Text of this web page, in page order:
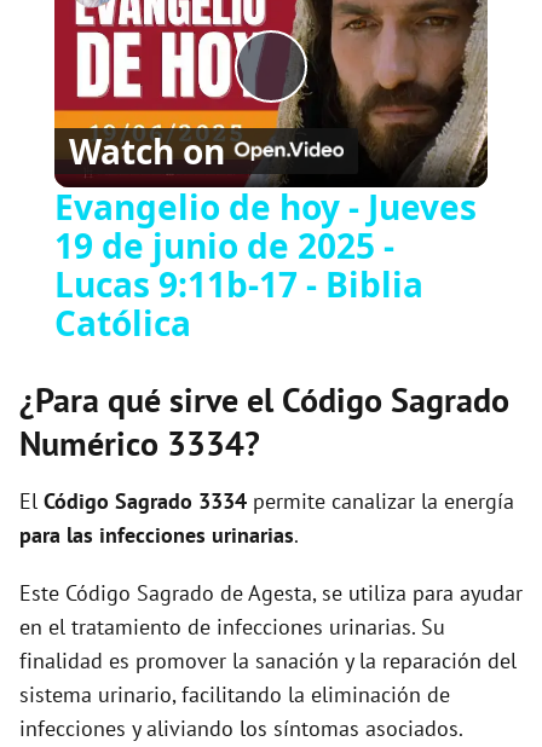
P
l
a
V
d
e
o
Watch on
Evangelio de hoy - Jueves
19 de junio de 2025 -
Lucas 9:11b-17 - Biblia
Católica
¿Para qué sirve el Código Sagrado
Numérico 3334?
El Código Sagrado 3334 permite canalizar la energía
para las infecciones urinarias.
Este Código Sagrado de Agesta, se utiliza para ayudar
en el tratamiento de infecciones urinarias. Su
finalidad es promover la sanación y la reparación del
sistema urinario, facilitando la eliminación de
infecciones y aliviando los síntomas asociados.